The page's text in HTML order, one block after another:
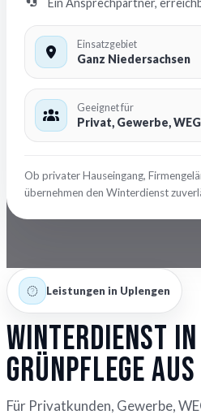
Ein Ansprechpartner,
Einsatzgebiet
Ganz Niedersachsen
Geeignet für
Privat, Gewerbe,
Ob privater Hauseingang,
übernehmen den Winterdienst
Leistungen in Uplengen
Winterdienst in
Grünpflege
Für Privatkunden, Gewerbe,